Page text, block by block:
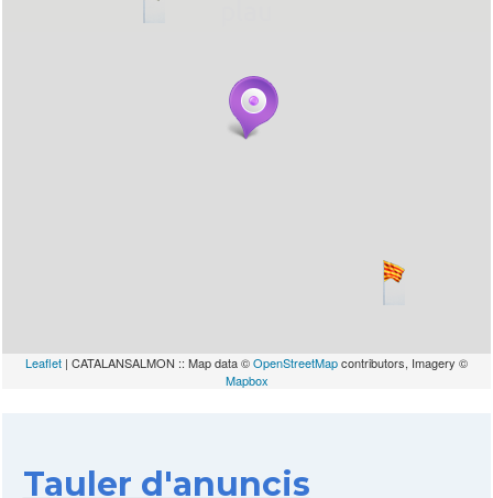
Leaflet | CATALANSALMON :: Map data ©OpenStreetMapcontributors, Imagery ©
Mapbox
Tauler d'anuncis